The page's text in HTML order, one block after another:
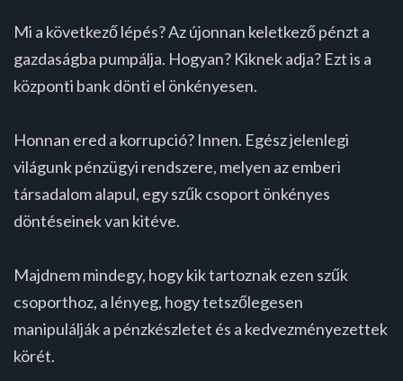
Mi a következő lépés? Az újonnan keletkező pénzt a
gazdaságba pumpálja. Hogyan? Kiknek adja? Ezt is a
központi bank dönti el önkényesen.
Honnan ered a korrupció? Innen. Egész jelenlegi
világunk pénzügyi rendszere, melyen az emberi
társadalom alapul, egy szűk csoport önkényes
döntéseinek van kitéve.
Majdnem mindegy, hogy kik tartoznak ezen szűk
csoporthoz, a lényeg, hogy tetszőlegesen
manipulálják a pénzkészletet és a kedvezményezettek
körét.